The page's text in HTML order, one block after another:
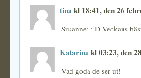
tina kl 18:41, den 26
Susanne: :-D Veckans
Katarina kl 03:23, den
Vad goda de ser ut!